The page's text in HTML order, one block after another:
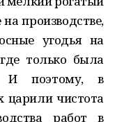
производстве,
угодья на
только была
И поэтому, в
царили чистота
работ в